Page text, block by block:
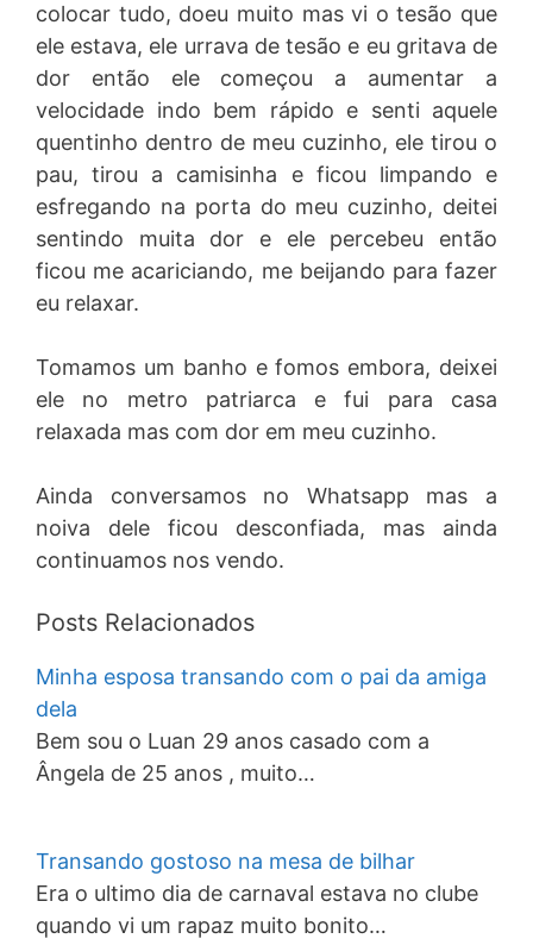
colocar tudo, doeu muito mas vi o tesão que
ele estava, ele urrava de tesão e eu gritava de
dor então ele começou a aumentar a
velocidade indo bem rápido e senti aquele
quentinho dentro de meu cuzinho, ele tirou o
pau, tirou a camisinha e ficou limpando e
esfregando na porta do meu cuzinho, deitei
sentindo muita dor e ele percebeu então
ficou me acariciando, me beijando para fazer
eu relaxar.
Tomamos um banho e fomos embora, deixei
ele no metro patriarca e fui para casa
relaxada mas com dor em meu cuzinho.
Ainda conversamos no Whatsapp mas a
noiva dele ficou desconfiada, mas ainda
continuamos nos vendo.
Posts Relacionados
Minha esposa transando com o pai da amiga
dela
Bem sou o Luan 29 anos casado com a
Ângela de 25 anos , muito…
Transando gostoso na mesa de bilhar
Era o ultimo dia de carnaval estava no clube
quando vi um rapaz muito bonito…